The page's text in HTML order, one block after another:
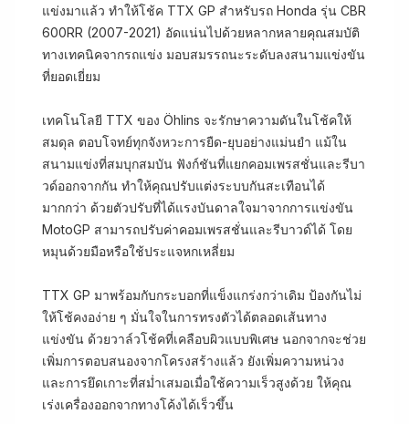
แข่งมาแล้ว ทำให้โช้ค TTX GP สำหรับรถ Honda รุ่น CBR
600RR (2007-2021) อัดแน่นไปด้วยหลากหลายคุณสมบัติ
ทางเทคนิคจากรถแข่ง มอบสมรรถนะระดับลงสนามแข่งขัน
ที่ยอดเยี่ยม
เทคโนโลยี TTX ของ Öhlins จะรักษาความดันในโช้คให้
สมดุล ตอบโจทย์ทุกจังหวะการยืด-ยุบอย่างแม่นยำ แม้ใน
สนามแข่งที่สมบุกสมบัน ฟังก์ชันที่แยกคอมเพรสชั่นและรีบา
วด์ออกจากกัน ทำให้คุณปรับแต่งระบบกันสะเทือนได้
มากกว่า ด้วยตัวปรับที่ได้แรงบันดาลใจมาจากการแข่งขัน
MotoGP สามารถปรับค่าคอมเพรสชั่นและรีบาวด์ได้ โดย
หมุนด้วยมือหรือใช้ประแจหกเหลี่ยม
TTX GP มาพร้อมกับกระบอกที่แข็งแกร่งกว่าเดิม ป้องกันไม่
ให้โช้คงอง่าย ๆ มั่นใจในการทรงตัวได้ตลอดเส้นทาง
แข่งขัน ด้วยวาล์วโช้คที่เคลือบผิวแบบพิเศษ นอกจากจะช่วย
เพิ่มการตอบสนองจากโครงสร้างแล้ว ยังเพิ่มความหน่วง
และการยึดเกาะที่สม่ำเสมอเมื่อใช้ความเร็วสูงด้วย ให้คุณ
เร่งเครื่องออกจากทางโค้งได้เร็วขึ้น